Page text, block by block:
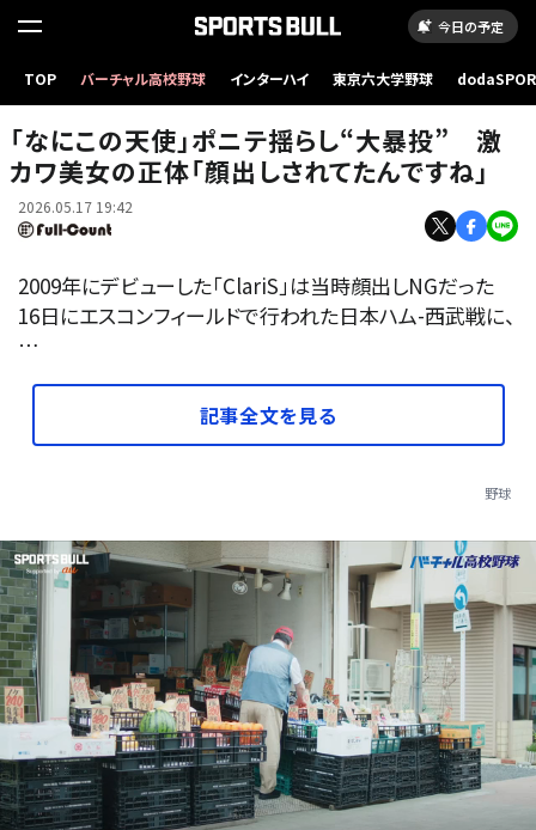
今日の予定
TOP バーチャル高校野球 インターハイ 東京六大学野球
ファーストピッチセレモニーに登場した「ClariS」のクララさん【写真：産経新聞社】
「なにこの天使」ポニテ揺らし“大暴投” 激
カワ美女の正体「顔出しされてたんですね」
2026.05.17 19:42
2009年にデビューした「ClariS」は当時顔出しNGだった
16日にエスコンフィールドで行われた日本ハム-西武戦に、
…
記事全文を見る
野球